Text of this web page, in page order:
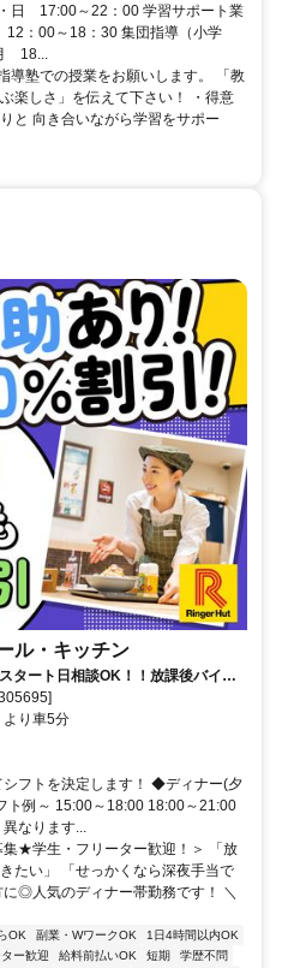
日 17:00～22：00 学習サポート業
：00～18：30 集団指導（小学
18...
導塾での授業をお願いします。 「教
楽しさ」を伝えて下さい！ ・得意
と 向き合いながら学習をサポー
ル・キッチン
タート日相談OK！！放課後バイト
補助あり
より車5分
フトを決定します！ ◆ディナー(夕
ト例～ 15:00～18:00 18:00～21:00
なります...
★学生・フリーター歓迎！＞ 「放
たい」 「せっかくなら深夜手当で
◎人気のディナー帯勤務です！ ＼
OK 副業・WワークOK
1日4時間以内OK
ー歓迎 給料前払いOK 短期
学歴不問